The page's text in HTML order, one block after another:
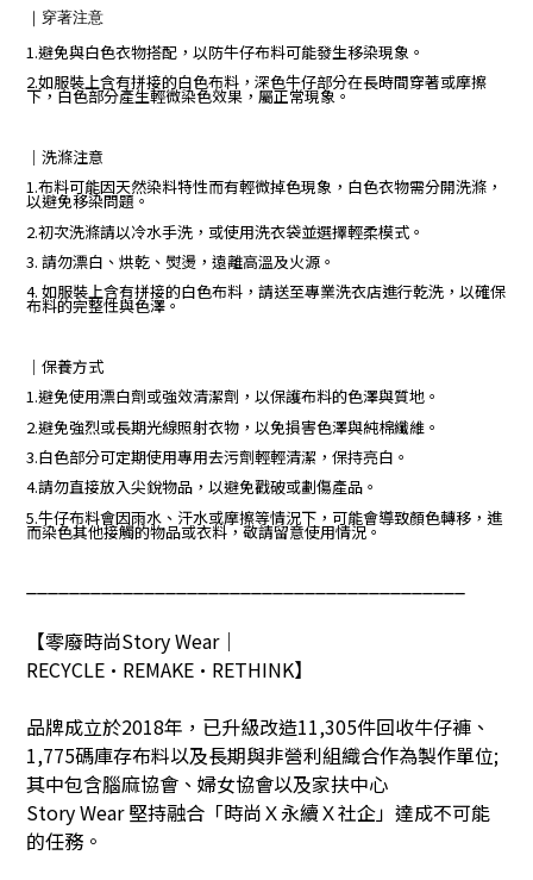
｜ 穿著注意
1.避免與白色衣物搭配，以防牛仔布料可能發生移染現象。
2.如服裝上含有拼接的白色布料，深色牛仔部分在長時間穿著或摩擦
下，白色部分產生輕微染色效果，屬正常現象。
｜ 洗滌注意
1.布料可能因天然染料特性而有輕微掉色現象，白色衣物需分開洗滌，
以避免移染問題。
2.初次洗滌請以冷水手洗，或使用洗衣袋並選擇輕柔模式。
3. 請勿漂白、烘乾、熨燙，遠離高溫及火源。
4. 如服裝上含有拼接的白色布料，請送至專業洗衣店進行乾洗，以確保
布料的完整性與色澤。
｜保養方式
1.避免使用漂白劑或強效清潔劑，以保護布料的色澤與質地。
2.避免強烈或長期光線照射衣物，以免損害色澤與純棉纖維。
3.白色部分可定期使用專用去污劑輕輕清潔，保持亮白。
4.請勿直接放入尖銳物品，以避免戳破或劃傷產品。
5.牛仔布料會因雨水、汗水或摩擦等情況下，可能會導致顏色轉移，進
而染色其他接觸的物品或衣料，敬請留意使用情況。
【零廢時尚Story Wear｜
RECYCLE•REMAKE•RETHINK】
品牌成立於2018年，已升級改造11,305件回收牛仔褲、
1,775碼庫存布料以及長期與非營利組織合作為製作單位;
其中包含腦麻協會、婦女協會以及家扶中心
Story Wear堅持融合「時尚Ｘ永續Ｘ社企」達成不可能
的任務。